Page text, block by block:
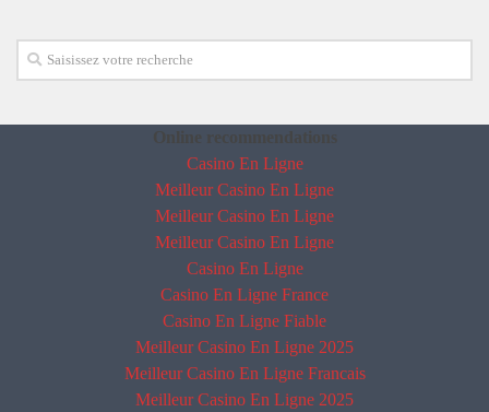
Online recommendations
Casino En Ligne
Meilleur Casino En Ligne
Meilleur Casino En Ligne
Meilleur Casino En Ligne
Casino En Ligne
Casino En Ligne France
Casino En Ligne Fiable
Meilleur Casino En Ligne 2025
Meilleur Casino En Ligne Francais
Meilleur Casino En Ligne 2025